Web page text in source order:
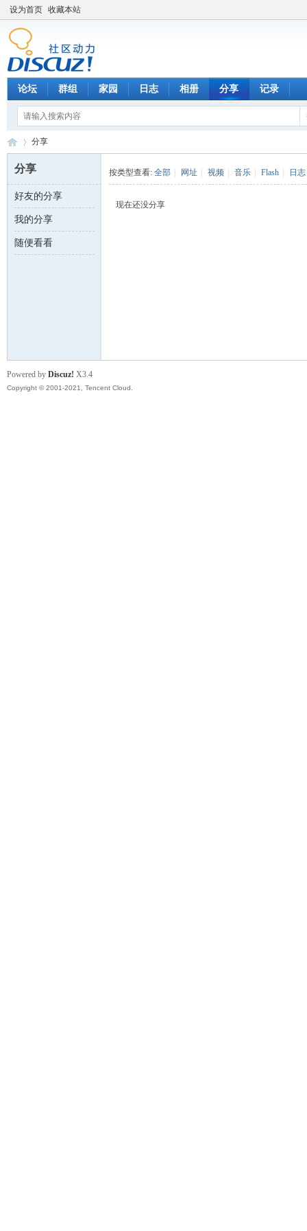
设为首页 收藏本站
论坛 群组 家园 日志 相册 分享 记录
数 ›
分享
分享
好友的分享
我的分享
随便看看
按类型查看: 全部 网址 视频 音乐 Flash 日志
现在还没分享
Powered by Discuz! X3.4
Copyright © 2001-2021, Tencent Cloud.